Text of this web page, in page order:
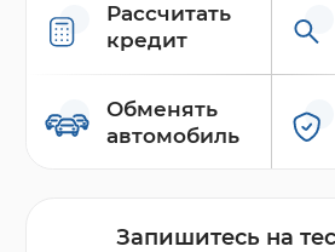
Рассчитать
кредит
Обменять
автомобиль
Запишитесь на